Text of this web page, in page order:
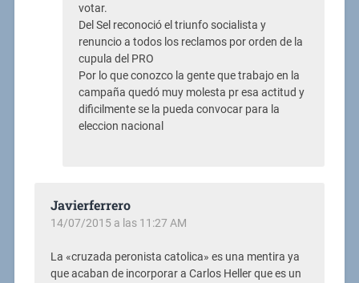
votar.
Del Sel reconoció el triunfo socialista y
renuncio a todos los reclamos por orden de la
cupula del PRO
Por lo que conozco la gente que trabajo en la
campaña quedó muy molesta pr esa actitud y
dificilmente se la pueda convocar para la
eleccion nacional
Javierferrero
14/07/2015 a las 11:27 AM
La «cruzada peronista catolica» es una mentira ya
que acaban de incorporar a Carlos Heller que es un